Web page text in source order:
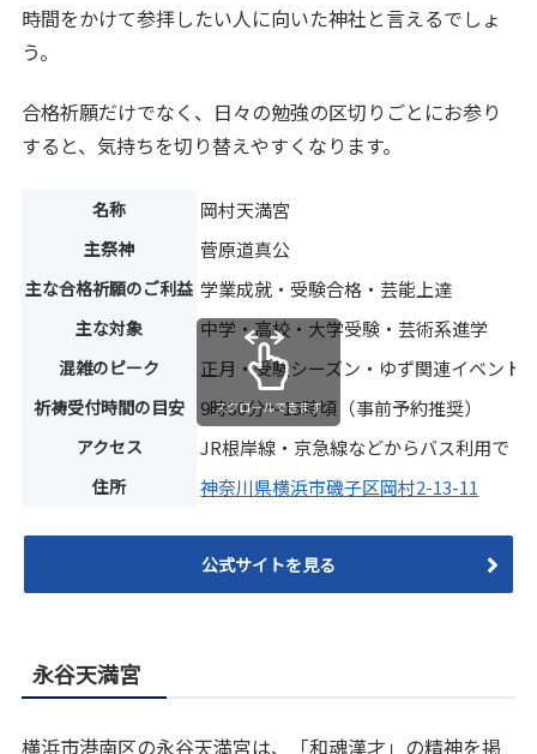
時間をかけて参拝したい人に向いた神社と言えるでしょ
う。
合格祈願だけでなく、日々の勉強の区切りごとにお参り
すると、気持ちを切り替えやすくなります。
名称 岡村天満宮
主祭神 菅原道真公
主な合格祈願のご利益 学業成就・受験合格・芸能上達
主な対象 中学・高校・大学受験・芸術系進学
混雑のピーク 正月・受験シーズン・ゆず関連イベント
祈祷受付時間の目安 9時30分〜15時頃（事前予約推奨）
アクセス JR根岸線・京急線などからバス利用で「
住所 神奈川県横浜市磯子区岡村2-13-11
スクロールできます
公式サイトを見る
永谷天満宮
横浜市港南区の永谷天満宮は、「和魂漢才」の精神を掲